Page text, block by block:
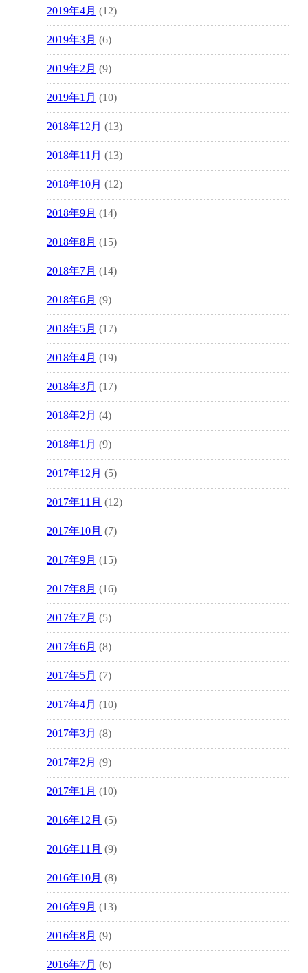
2019年4月 (12)
2019年3月 (6)
2019年2月 (9)
2019年1月 (10)
2018年12月 (13)
2018年11月 (13)
2018年10月 (12)
2018年9月 (14)
2018年8月 (15)
2018年7月 (14)
2018年6月 (9)
2018年5月 (17)
2018年4月 (19)
2018年3月 (17)
2018年2月 (4)
2018年1月 (9)
2017年12月 (5)
2017年11月 (12)
2017年10月 (7)
2017年9月 (15)
2017年8月 (16)
2017年7月 (5)
2017年6月 (8)
2017年5月 (7)
2017年4月 (10)
2017年3月 (8)
2017年2月 (9)
2017年1月 (10)
2016年12月 (5)
2016年11月 (9)
2016年10月 (8)
2016年9月 (13)
2016年8月 (9)
2016年7月 (6)